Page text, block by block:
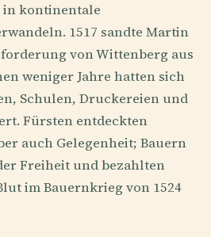
in kontinentale
1517 sandte Martin
von Wittenberg aus
weniger Jahre hatten sich
Schulen, Druckereien und
Fürsten entdeckten
auch Gelegenheit; Bauern
Freiheit und bezahlten
im Bauernkrieg von 1524